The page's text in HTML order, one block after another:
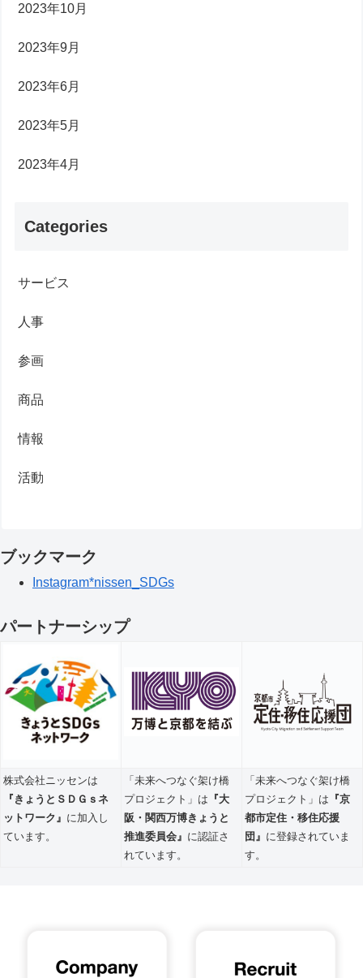
2023年10月
2023年9月
2023年6月
2023年5月
2023年4月
Categories
サービス
人事
参画
商品
情報
活動
ブックマーク
Instagram*nissen_SDGs
パートナーシップ
株式会社ニッセンは
『きょうとＳＤＧｓネ
ットワーク』 に加入し
ています。
「未来へつなぐ架け橋
プロジェクト」は 『大
阪・関西万博きょうと
推進委員会』 に認証さ
れています。
「未来へつなぐ架け橋
プロジェクト」は 『京
都市定住・移住応援
団』 に登録されていま
す。